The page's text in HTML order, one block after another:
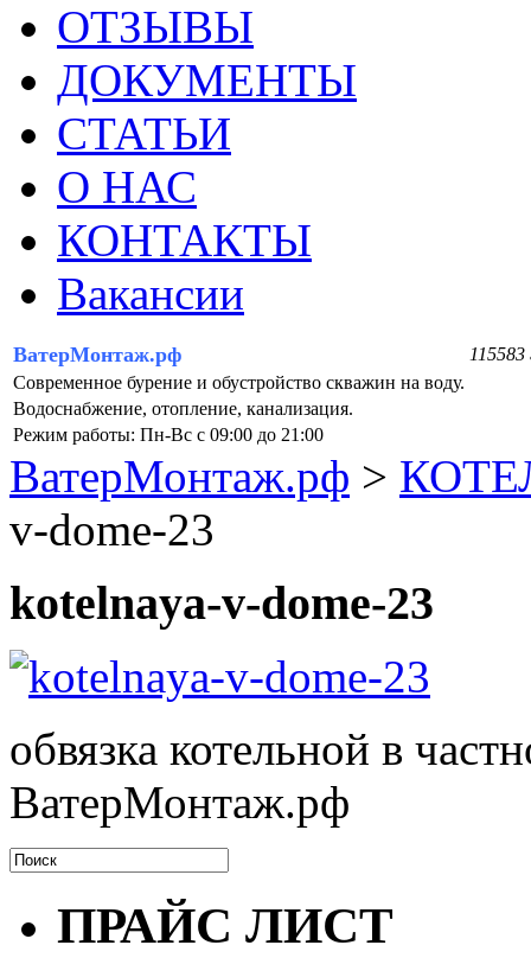
ОТЗЫВЫ
ДОКУМЕНТЫ
СТАТЬИ
О НАС
КОНТАКТЫ
Вакансии
ВатерМонтаж.рф
Современное бурение и обустройство скважин на воду.
Водоснабжение, отопление, канализация.
Режим работы: Пн-Вс с 09:00 до 21:00
ВатерМонтаж.рф >
v-dome-23
kotelnaya-v-dome-23
обвязка котельной в
ВатерМонтаж.рф
ПРАЙС ЛИСТ